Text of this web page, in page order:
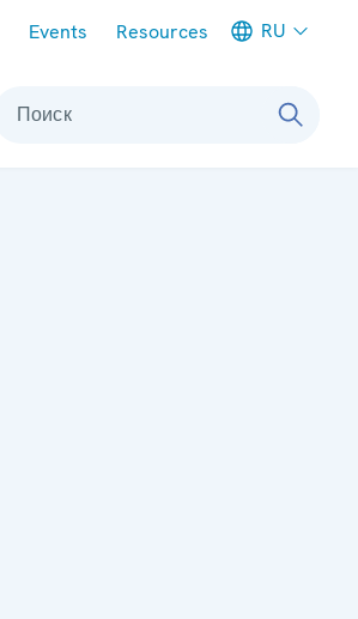
Events Resources RU
Поиск